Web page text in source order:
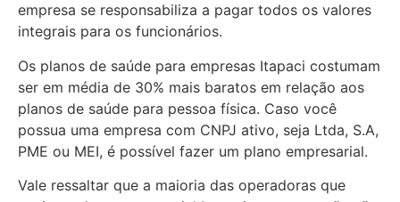
empresa se responsabiliza a pagar todos os valores
integrais para os funcionários.
Os planos de saúde para empresas Itapaci costumam
ser em média de 30% mais baratos em relação aos
planos de saúde para pessoa física. Caso você
possua uma empresa com CNPJ ativo, seja Ltda, S.A,
PME ou MEI, é possível fazer um plano empresarial.
Vale ressaltar que a maioria das operadoras que